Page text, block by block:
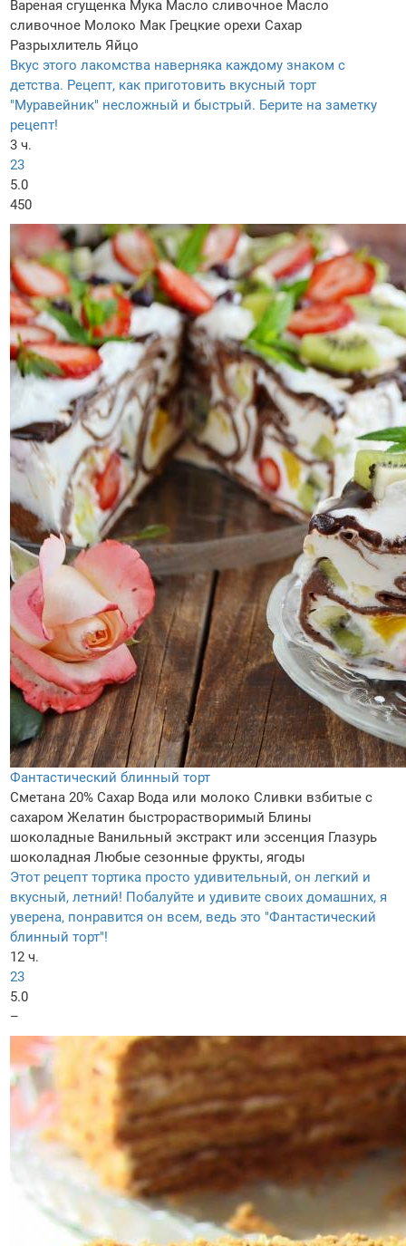
Вареная сгущенка Мука Масло сливочное Масло
сливочное Молоко Мак Грецкие орехи Сахар
Разрыхлитель Яйцо
Вкус этого лакомства наверняка каждому знаком с
детства. Рецепт, как приготовить вкусный торт
"Муравейник" несложный и быстрый. Берите на заметку
рецепт!
3 ч.
23
5.0
450
Фантастический блинный торт
Сметана 20% Сахар Вода или молоко Сливки взбитые с
сахаром Желатин быстрорастворимый Блины
шоколадные Ванильный экстракт или эссенция Глазурь
шоколадная Любые сезонные фрукты, ягоды
Этот рецепт тортика просто удивительный, он легкий и
вкусный, летний! Побалуйте и удивите своих домашних, я
уверена, понравится он всем, ведь это "Фантастический
блинный торт"!
12 ч.
23
5.0
–